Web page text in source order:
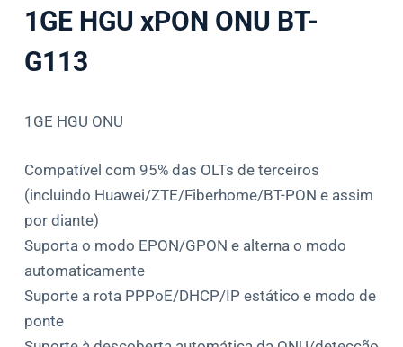
1GE HGU xPON ONU BT-
G113
1GE HGU ONU
Compatível com 95% das OLTs de terceiros
(incluindo Huawei/ZTE/Fiberhome/BT-PON e assim
por diante)
Suporta o modo EPON/GPON e alterna o modo
automaticamente
Suporte a rota PPPoE/DHCP/IP estático e modo de
ponte